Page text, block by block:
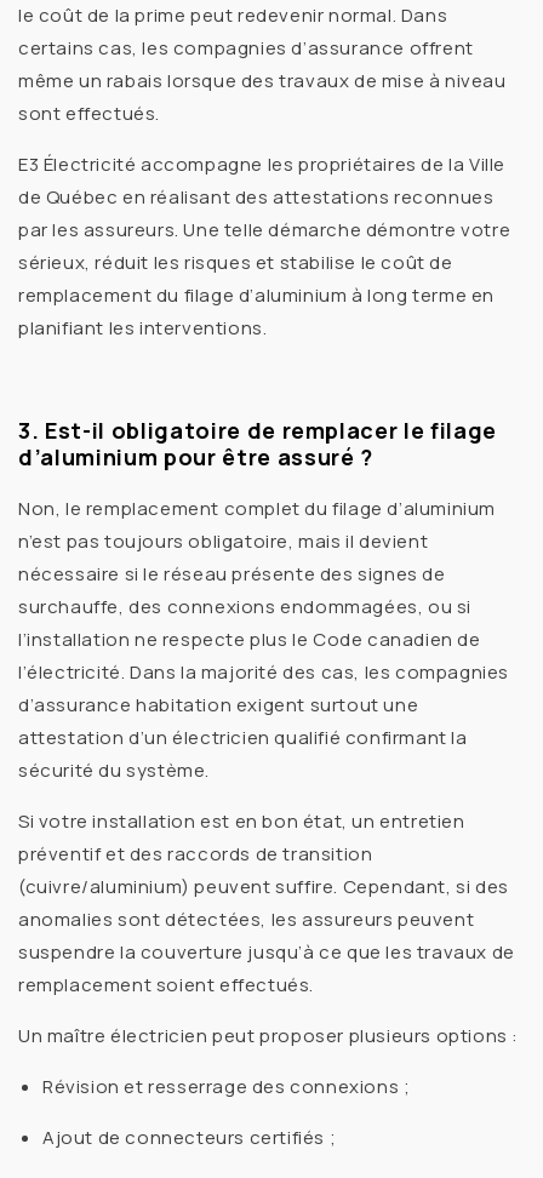
le coût de la prime peut redevenir normal. Dans
certains cas, les compagnies d’assurance offrent
même un rabais lorsque des travaux de mise à niveau
sont effectués.
E3 Électricité accompagne les propriétaires de laVille
de Québec en réalisant desattestations reconnues
par les assureurs. Une telle démarche démontre votre
sérieux, réduit les risques et stabilise lecoût de
remplacement du filage d’aluminium à long terme en
planifiant les interventions.
3. Est-il obligatoire de remplacer le filage
d’aluminium pour être assuré ?
Non, le remplacement complet du filage d’aluminium
n’est pas toujours obligatoire, mais il devient
nécessaire si le réseau présente dessignes de
surchauffe, des connexions endommagées, ou si
l’installation ne respecte plus leCode canadien de
l’électricité. Dans la majorité des cas, les compagnies
d’assurance habitation exigent surtout une
attestation d’un électricien qualifié confirmant la
sécurité du système.
Si votre installation est en bon état, unentretien
préventifet desraccords de transition
(cuivre/aluminium) peuvent suffire. Cependant, si des
anomalies sont détectées, les assureurs peuvent
suspendre la couverture jusqu’à ce que les travaux de
remplacementsoient effectués.
Un maître électricien peut proposer plusieurs options :
Révision et resserrage des connexions ;
Ajout de connecteurs certifiés ;